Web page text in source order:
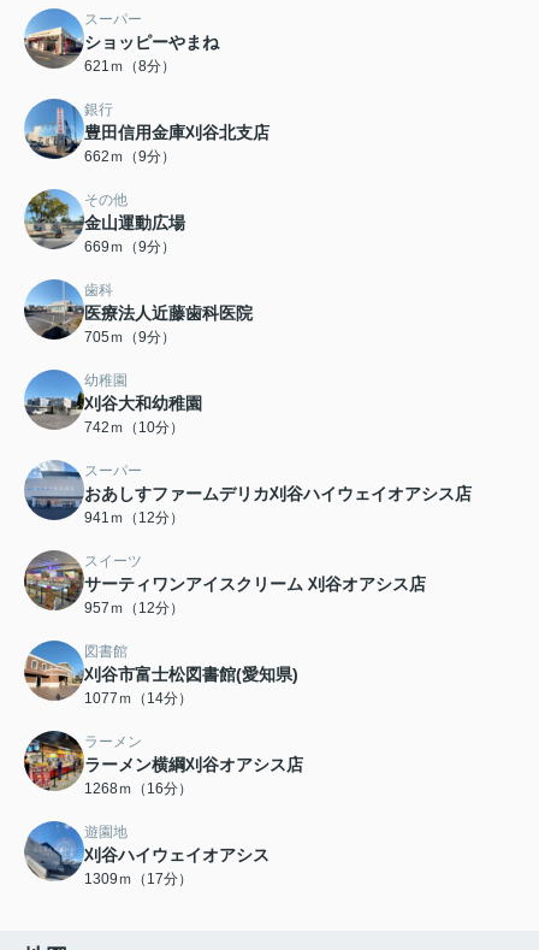
スーパー
ショッピーやまね
621ｍ（8分）
銀行
豊田信用金庫刈谷北支店
662ｍ（9分）
その他
金山運動広場
669ｍ（9分）
歯科
医療法人近藤歯科医院
705ｍ（9分）
幼稚園
刈谷大和幼稚園
742ｍ（10分）
スーパー
おあしすファームデリカ刈谷ハイウェイオアシス店
941ｍ（12分）
スイーツ
サーティワンアイスクリーム 刈谷オアシス店
957ｍ（12分）
図書館
刈谷市富士松図書館(愛知県)
1077ｍ（14分）
ラーメン
ラーメン横綱刈谷オアシス店
1268ｍ（16分）
遊園地
刈谷ハイウェイオアシス
1309ｍ（17分）